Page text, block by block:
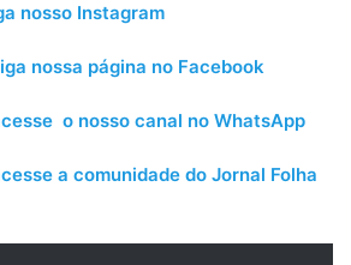
nosso Instagram
nossa página no Facebook
o nosso canal no WhatsApp
a comunidade do Jornal Folha